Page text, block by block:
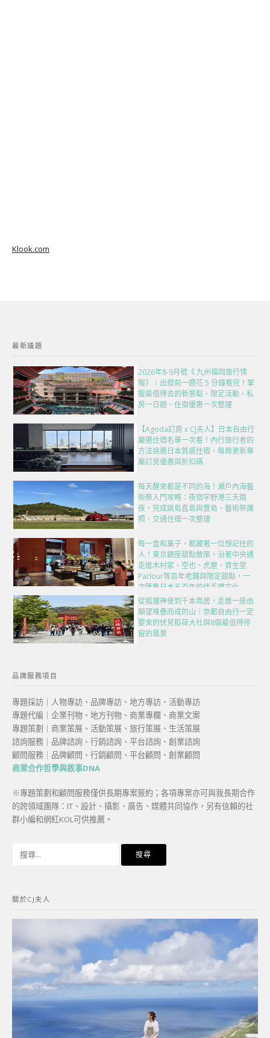
Klook.com
最新議題
2026年8-9月號《 九州福岡旅行情
報》｜出發前一週花 5 分鐘看完！掌
握最值得去的新景點、限定活動、私
房一日遊、住宿優惠一次整理
【Agoda訂房 x CJ夫人】日本自由行
嚴選住宿名單一次看！內行旅行者的
方法挑選日本質感住宿，每周更新專
屬訂房優惠與折扣碼
每天醒來都是不同的海！瀨戶內海藝
術祭入門攻略：夜宿宇野港三天兩
夜，完成跳島直島與豐島、藝術祭護
照、交通住宿一次整理
每一盒和菓子，都藏著一位想記住的
人！東京銀座甜點散策，沿著中央通
走進木村家、空也、虎屋、資生堂
Parlour等百年老舖與限定甜點，一
次匯集日本五百年的伴手禮文化
從狐狸神使到千本鳥居，走進一座由
願望堆疊而成的山｜京都自由行一定
要來的伏見稻荷大社與8個最值得停
留的風景
品牌服務項目
專題採訪｜人物專訪、品牌專訪、地方專訪、活動專訪
專題代編｜企業刊物、地方刊物、商業專欄、商業文案
專題策劃｜商業策展、活動策展、旅行策展、生活策展
諮詢服務｜品牌諮詢、行銷諮詢、平台諮詢、創業諮詢
顧問服務｜品牌顧問、行銷顧問、平台顧問、創業顧問
商業合作哲學與敘事DNA
※專題策劃和顧問服務僅供長期專案簽約；各項專案亦可與我長期合作
的跨領域團隊：IT、設計、攝影、廣告、媒體共同協作，另有信賴的社
群小編和網紅KOL可供推薦。
字:
關於CJ夫人